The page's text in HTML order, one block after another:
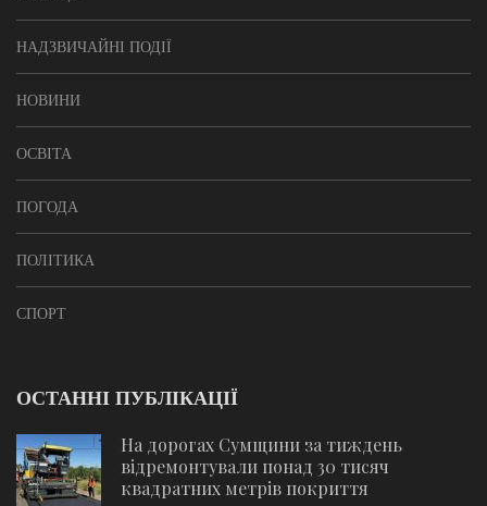
НАДЗВИЧАЙНІ ПОДІЇ
НОВИНИ
ОСВІТА
ПОГОДА
ПОЛІТИКА
СПОРТ
ОСТАННІ ПУБЛІКАЦІЇ
На дорогах Сумщини за тиждень
відремонтували понад 30 тисяч
квадратних метрів покриття